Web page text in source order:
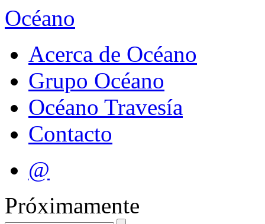
Océano
Acerca de Océano
Grupo Océano
Océano Travesía
Contacto
@
Próximamente